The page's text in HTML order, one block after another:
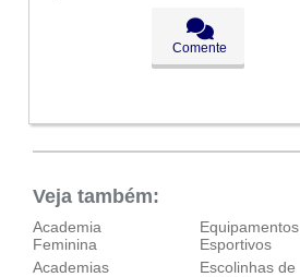
09:00 - 18:00
09:00 - 18:00
09:00 - 18:00
Comente
Veja também:
Academia
Feminina
Academias
Equipamentos
Esportivos
Escolinhas de